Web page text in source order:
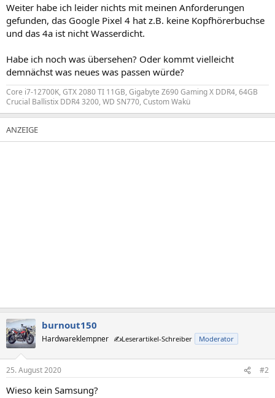
Weiter habe ich leider nichts mit meinen Anforderungen
gefunden, das Google Pixel 4 hat z.B. keine Kopfhörerbuchse
und das 4a ist nicht Wasserdicht.
Habe ich noch was übersehen? Oder kommt vielleicht
demnächst was neues was passen würde?
Core i7-12700K, GTX 2080 TI 11GB, Gigabyte Z690 Gaming X DDR4, 64GB
Crucial Ballistix DDR4 3200, WD SN770, Custom Wakü
burnout150
Hardwareklempner ✍️Leserartikel-Schreiber Moderator
25. August 2020 #2
Wieso kein Samsung?